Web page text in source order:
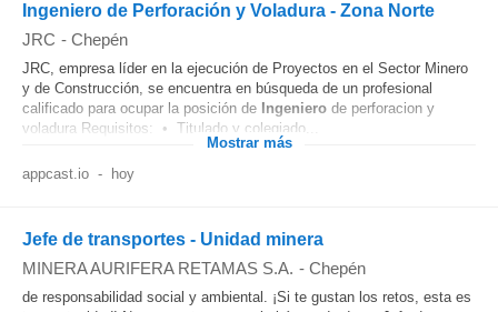
Ingeniero de Perforación y Voladura - Zona Norte
JRC - Chepén
JRC, empresa líder en la ejecución de Proyectos en el Sector Minero
y de Construcción, se encuentra en búsqueda de un profesional
calificado para ocupar la posición de Ingeniero de perforacion y
voladura Requisitos: • Titulado y colegiado...
Mostrar más
appcast.io - hoy
Jefe de transportes - Unidad minera
MINERA AURIFERA RETAMAS S.A. - Chepén
de responsabilidad social y ambiental. ¡Si te gustan los retos, esta es